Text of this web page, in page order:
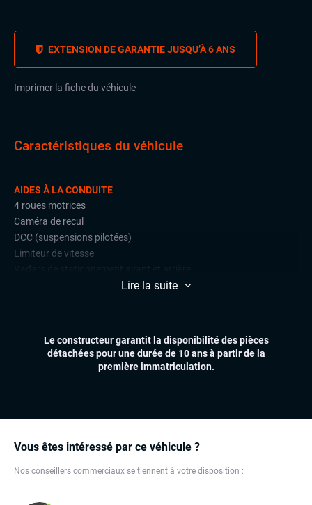
EXTENSION DE GARANTIE JUSQU’À 6 ANS
Imprimer la fiche du véhicule
Vous êtes intéressé par ce véhicule ?
Nos conseillers commerciaux se tiennent à votre disposition :
Caractéristiques du véhicule
AIDES À LA CONDUITE
4 roues motrices
Caméra de recul
DCC (suspensions pilotées)
Limiteur de vitesse
Climatisation automatique multizones
Essuie-glaces automatiques
Carplay (Apple carplay, Android auto, MirrorLink, système
Dynamic Select, Drive Select (sélection du mode de conduite)
Lire la suite
Le constructeur garantit la disponibilité des pièces
détachées pour une durée de 10 ans à partir de la
première immatriculation.